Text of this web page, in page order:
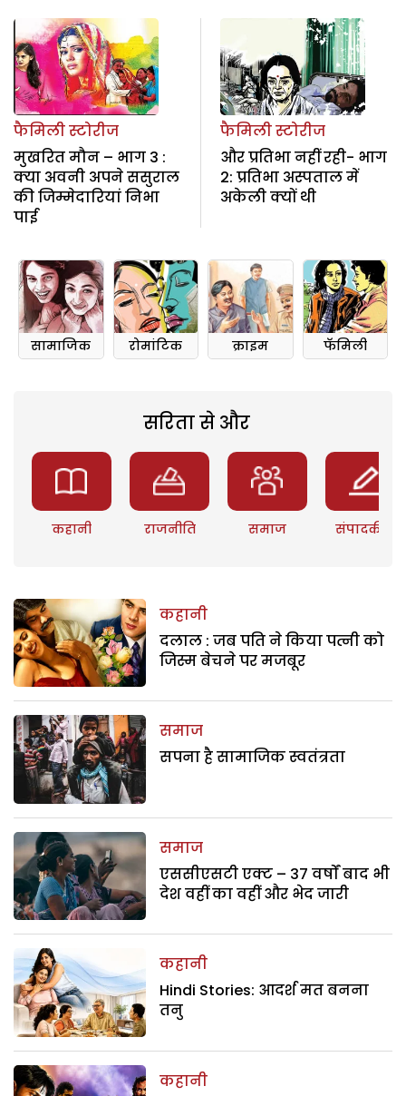
फैमिली स्टोरीज
मुखरित मौन – भाग 3 :
क्या अवनी अपने ससुराल
की जिम्मेदारियां निभा
पाई
फैमिली स्टोरीज
और प्रतिभा नहीं रही- भाग
2: प्रतिभा अस्पताल में
अकेली क्यों थी
सामाजिक रोमांटिक क्राइम फॅमिली
सरिता से और
कहानी राजनीति समाज संपादकीय
कहानी
दलाल : जब पति ने किया पत्नी को
जिस्म बेचने पर मजबूर
समाज
सपना है सामाजिक स्वतंत्रता
समाज
एससीएसटी एक्ट – 37 वर्षों बाद भी
देश वहीं का वहीं और भेद जारी
कहानी
Hindi Stories: आदर्श मत बनना
तनु
कहानी